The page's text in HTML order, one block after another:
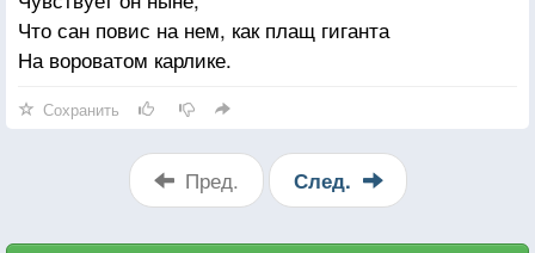
Что сан повис на нем, как плащ гиганта
На вороватом карлике.
Сохранить
Пред. След.